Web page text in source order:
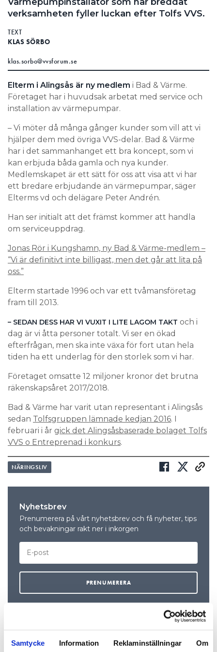
Samtycke Information Reklaminställningar Om
Information om GDPR
Search for:
SEARCH
verksamheten fyller luckan efter Tolfs VVS.
TEXT
KLAS SÖRBO
klas.sorbo@vvsforum.se
Elterm i Alingsås är ny medlem i Bad & Värme.
Företaget har i huvudsak arbetat med service och
installation av värmepumpar.
– Vi möter då många gånger kunder som vill att vi
hjälper dem med övriga VVS-delar. Bad & Värme
har i det sammanhanget ett bra koncept, som vi
kan erbjuda båda gamla och nya kunder.
Medlemskapet är ett sätt för oss att visa att vi har
ett bredare erbjudande än värmepumpar, säger
Elterms vd och delägare Peter Andrén.
Han ser initialt att det främst kommer att handla
om serviceuppdrag.
Jonas Rör i Kungshamn, ny Bad & Värme-medlem –
“Vi är definitivt inte billigast, men det går att lita på
oss.”
Elterm startade 1996 och var ett tvåmansföretag
fram till 2013.
– SEDAN DESS HAR VI VUXIT I LITE LAGOM TAKT och i
dag är vi åtta personer totalt. Vi ser en ökad
efterfrågan, men ska inte växa för fort utan hela
tiden ha ett underlag för den storlek som vi har.
Företaget omsatte 12 miljoner kronor det brutna
räkenskapsåret 2017/2018.
Bad & Värme har varit utan representant i Alingsås
sedan Tolfsgruppen lämnade kedjan 2016. I
februari i år gick det Alingsåsbaserade bolaget Tolfs
VVS o Entreprenad i konkurs.
NÄRINGSLIV
Nyhetsbrev
Prenumerera på vårt nyhetsbrev och få nyheter, tips
och bevakningar rakt ner i inkorgen